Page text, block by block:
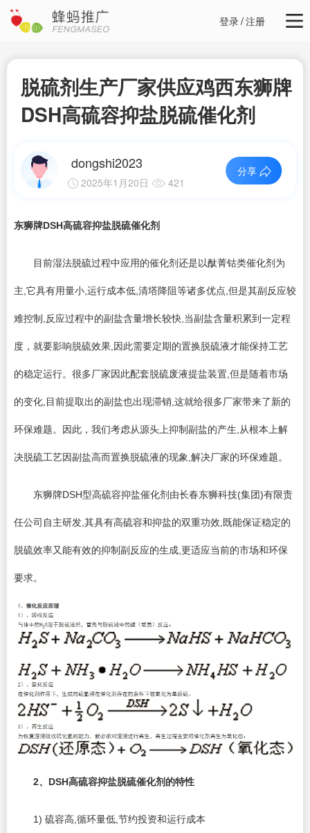
登录/注册
脱硫剂生产厂家供应鸡西东狮牌
DSH高硫容抑盐脱硫催化剂
dongshi2023
2025年1月20日 421
分享
东狮牌DSH高硫容抑盐脱硫催化剂
目前湿法脱硫过程中应用的催化剂还是以酞菁钴类催化剂为
主,它具有用量小,运行成本低,清塔降阻等诸多优点,但是其副反应较
难控制,反应过程中的副盐含量增长较快,当副盐含量积累到一定程
度，就要影响脱硫效果,因此需要定期的置换脱硫液才能保持工艺
的稳定运行。很多厂家因此配套脱硫废液提盐装置,但是随着市场
的变化,目前提取出的副盐也出现滞销,这就给很多厂家带来了新的
环保难题。因此，我们考虑从源头上抑制副盐的产生,从根本上解
决脱硫工艺因副盐高而置换脱硫液的现象,解决厂家的环保难题。
东狮牌DSH型高硫容抑盐催化剂由长春东狮科技(集团)有限责
任公司自主研发,其具有高硫容和抑盐的双重功效,既能保证稳定的
脱硫效率又能有效的抑制副反应的生成,更适应当前的市场和环保
要求。
2、DSH高硫容抑盐脱硫催化剂的特性
1) 硫容高,循环量低,节约投资和运行成本